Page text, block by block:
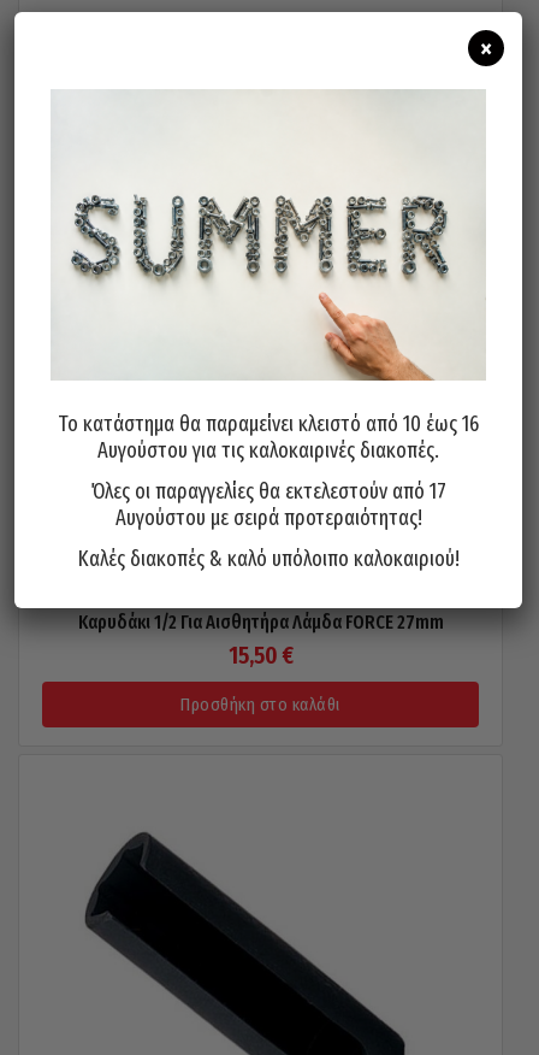
9,50€
Καρυδάκι 1/2 Για Αισθητήρα Λάμδα FORCE 27mm
15,50€
Προσθήκη στο καλάθι
Το κατάστημα θα παραμείνει κλειστό από 10 έως 16
Αυγούστου για τις καλοκαιρινές διακοπές.
Όλες οι παραγγελίες θα εκτελεστούν από 17
Αυγούστου με σειρά προτεραιότητας!
Καλές διακοπές & καλό υπόλοιπο καλοκαιριού!
×